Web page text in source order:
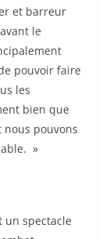
et barreur
le
pouvoir faire
les
bien que
nous pouvons
»
un spectacle